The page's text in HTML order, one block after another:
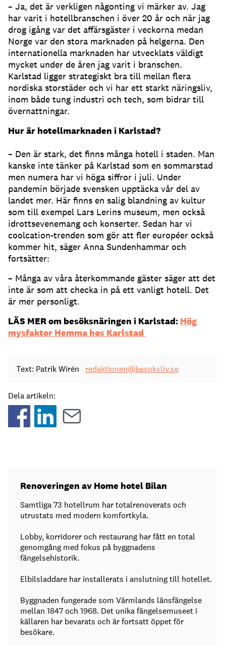
– Ja, det är verkligen någonting vi märker av. Jag
har varit i hotellbranschen i över 20 år och när jag
drog igång var det affärsgäster i veckorna medan
Norge var den stora marknaden på helgerna. Den
internationella marknaden har utvecklats väldigt
mycket under de åren jag varit i branschen.
Karlstad ligger strategiskt bra till mellan flera
nordiska storstäder och vi har ett starkt näringsliv,
inom både tung industri och tech, som bidrar till
övernattningar.
Hur är hotellmarknaden i Karlstad?
– Den är stark, det finns många hotell i staden. Man
kanske inte tänker på Karlstad som en sommarstad
men numera har vi höga siffror i juli. Under
pandemin började svensken upptäcka vår del av
landet mer. Här finns en salig blandning av kultur
som till exempel Lars Lerins museum, men också
idrottsevenemang och konserter. Sedan har vi
coolcation-trenden som gör att fler européer också
kommer hit, säger Anna Sundenhammar och
fortsätter:
– Många av våra återkommande gäster säger att det
inte är som att checka in på ett vanligt hotell. Det
är mer personligt.
LÄS MER om besöksnäringen i Karlstad: Hög
mysfaktor Hemma hos Karlstad
Text: Patrik Wirén redaktionen@besoksliv.se
Dela artikeln:
Renoveringen av Home hotel Bilan
Samtliga 73 hotellrum har totalrenoverats och
utrustats med modern komfortkyla.
Lobby, korridorer och restaurang har fått en total
genomgång med fokus på byggnadens
fängelsehistorik.
Elbilsladdare har installerats i anslutning till hotellet.
Byggnaden fungerade som Värmlands länsfängelse
mellan 1847 och 1968. Det unika fängelsemuseet i
källaren har bevarats och är fortsatt öppet för
besökare.